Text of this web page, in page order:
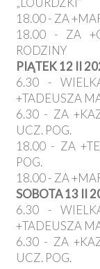
18.00 - ZA
18.00 - ZA
RODZINY
PIĄTEK 12 II
6.30 -
+TADEUSZA
6.30 - ZA
UCZ. POG.
18.00 - ZA
POG.
18.00 - ZA
SOBOTA 13 II
6.30 -
+TADEUSZA
6.30 - ZA
UCZ. POG.